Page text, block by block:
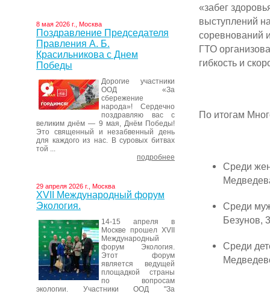
8 мая 2026 г., Москва
Поздравление Председателя
Правления А. Б.
Красильникова с Днем
Победы
Дорогие участники
ООД «За
сбережение
народа»! Сердечно
поздравляю вас с
великим днём — 9 мая, Днём Победы!
Это священный и незабвенный день
для каждого из нас. В суровых битвах
той ...
подробнее
29 апреля 2026 г., Москва
XVII Международный форум
Экология.
14-15 апреля в
Москве прошел XVII
Международный
форум Экология.
Этот форум
является ведущей
площадкой страны
по вопросам
экологии. Участники ООД "За
«забег
выступлений
соревнований
ГТО
гибкость и
По итогам
Среди
Среди
Безунов,
Среди